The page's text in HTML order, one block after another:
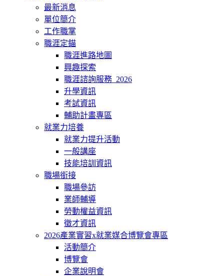
最新消息
單位簡介
工作職掌
職涯定錨
職涯進路地圖
興趣探索
職涯諮詢服務_2026
升學資訊
考試資訊
輔助計畫專區
就業力培養
就業力提升活動
一般講座
技能培訓資訊
職場銜接
職場參訪
業師輔導
勞動權益資訊
徵才資訊
2026產業實習x就業媒合博覽會專區
活動簡介
博覽會
企業說明會